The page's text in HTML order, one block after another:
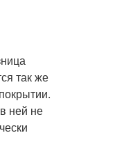
так же
ней не